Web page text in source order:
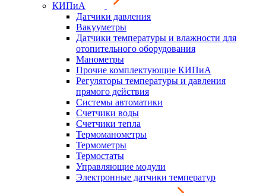
КИПиА
Датчики давления
Вакууметры
Датчики температуры и влажности для
отопительного оборудования
Манометры
Прочие комплектующие КИПиА
Регуляторы температуры и давления
прямого действия
Системы автоматики
Счетчики воды
Счетчики тепла
Термоманометры
Термометры
Термостаты
Управляющие модули
Электронные датчики температур